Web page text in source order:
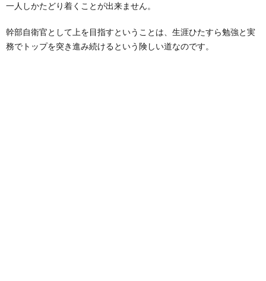
一人しかたどり着くことが出来ません。
幹部自衛官として上を目指すということは、生涯ひたすら勉強と実
務でトップを突き進み続けるという険しい道なのです。